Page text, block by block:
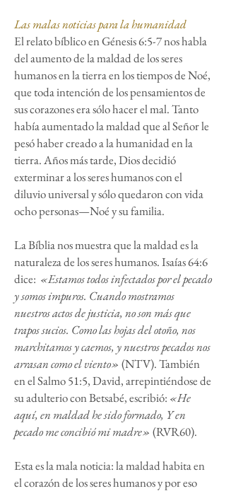
Las malas noticias para la humanidad
El relato bíblico en Génesis 6:5-7 nos habla
del aumento de la maldad de los seres
humanos en la tierra en los tiempos de Noé,
que toda intención de los pensamientos de
sus corazones era sólo hacer el mal. Tanto
había aumentado la maldad que al Señor le
pesó haber creado a la humanidad en la
tierra. Años más tarde, Dios decidió
exterminar a los seres humanos con el
diluvio universal y sólo quedaron con vida
ocho personas—Noé y su familia.
La Bíblia nos muestra que la maldad es la
naturaleza de los seres humanos. Isaías 64:6
dice: «Estamos todos infectados por el pecado
y somos impuros. Cuando mostramos
nuestros actos de justicia, no son más que
trapos sucios. Como las hojas del otoño, nos
marchitamos y caemos, y nuestros pecados nos
arrasan como el viento» (NTV). También
en el Salmo 51:5, David, arrepintiéndose de
su adulterio con Betsabé, escribió: «He
aquí, en maldad he sido formado, Y en
pecado me concibió mi madre» (RVR60).
Esta es la mala noticia: la maldad habita en
el corazón de los seres humanos y por eso